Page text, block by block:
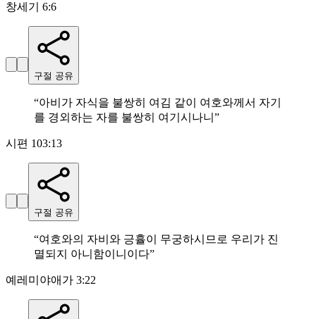
창세기 6:6
구절 공유
“아비가 자식을 불쌍히 여김 같이 여호와께서 자기
를 경외하는 자를 불쌍히 여기시나니 ”
시편 103:13
구절 공유
“여호와의 자비와 긍휼이 무궁하시므로 우리가 진
멸되지 아니함이니이다”
예레미야애가 3:22